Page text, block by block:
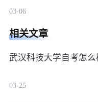
03-06
相关文章
武汉科技大学自考怎么
03-25